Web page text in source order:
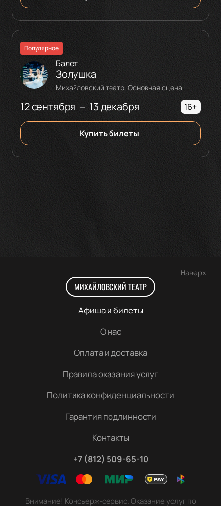
Популярное
12 сентября — 13 декабря
Балет
Золушка
Михайловский театр, Основная сцена
16+
Купить билеты
Наверх
МИХАЙЛОВСКИЙ ТЕАТР
Афиша и билеты
О нас
Оплата и доставка
Правила оказания услуг
Политика конфиденциальности
Гарантия подлинности
Контакты
+7 (812) 509-65-10
Внимание! Консьерж-сервис. Оказание услуг по